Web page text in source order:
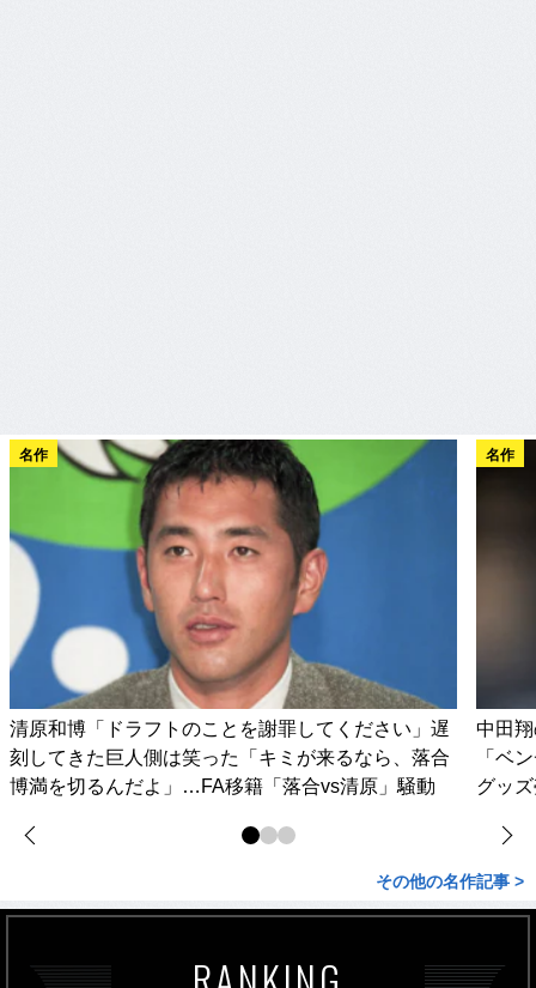
名作
清原和博「ドラフトのことを謝罪してください」遅
刻してきた巨人側は笑った「キミが来るなら、落合
博満を切るんだよ」…FA移籍「落合vs清原」騒動
名作
中田
「ベ
グッ
その他の名作記事 >